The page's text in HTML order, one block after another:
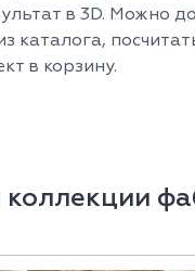
в 3D. Можно
каталога,
в корзину.
коллекции